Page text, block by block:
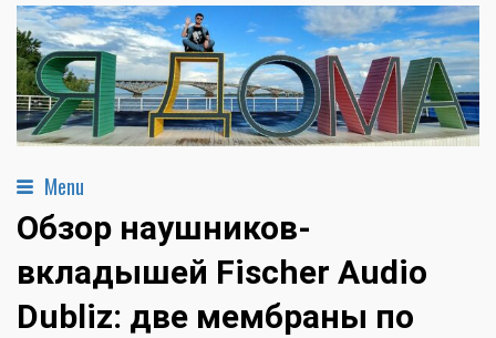
Menu
Обзор наушников-
вкладышей Fischer Audio
Dubliz: две мембраны по